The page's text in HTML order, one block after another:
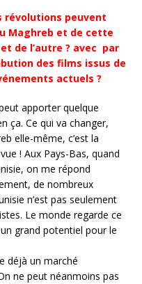
révolutions peuvent
Maghreb et de cette
de l’autre ? avec par
des films issus de
actuels ?
apporter quelque
ça. Ce qui va changer,
elle-même, c’est la
! Aux Pays-Bas, quand
on me répond
de nombreux
n’est pas seulement
Le monde regarde ce
un grand potentiel pour le
déjà un marché
ne peut néanmoins pas